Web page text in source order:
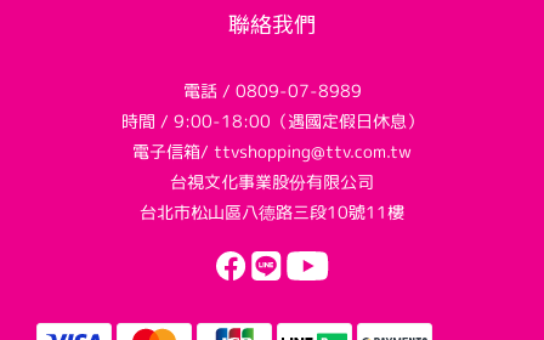
聯絡我們
電話 / 0809-07-8989
時間 / 9:00-18:00（遇國定假日休息）
電子信箱/ ttvshopping@ttv.com.tw
台視文化事業股份有限公司
台北市松山區八德路三段10號11樓